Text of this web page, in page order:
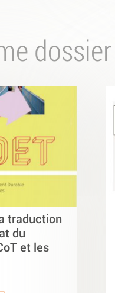
dossier
traduction
du
et les